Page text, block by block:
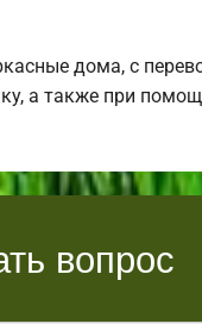
дома, с
а также при
вопрос